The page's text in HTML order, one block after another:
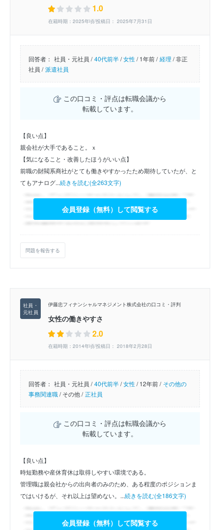
1.0
在籍時期：2025年頃/投稿日： 2025年7月31日
回答者： 社員・元社員 / 40代前半/女性/1年前 / 経理 /非正
社員 / 派遣社員
この口コミ・評点は転職会議から
転載しています。
【良い点】
親会社が大手であること。ｘ
【気になること・改善したほうがいい点】
前職の財閥系商社がとても働きやすかったため期待していたが、と
てもアナログ...続きを読む(全263文字)
会員登録（無料）して閲覧する
問題を報告する
伊藤忠フィナンシャルマネジメント株式会社の口コミ・評判
女性の働きやすさ
2.0
在籍時期：2014年頃/投稿日： 2018年2月28日
回答者： 社員・元社員 / 40代前半/女性/12年前 / その他の
事務関連職/その他 / 正社員
この口コミ・評点は転職会議から
転載しています。
【良い点】
時短勤務や産休育休は取得しやすい環境である。
管理職は親会社からの出向者のみのため、ある程度のポジションま
ではいけるが、それ以上は望めない。...続きを読む(全186文字)
会員登録（無料）して閲覧する